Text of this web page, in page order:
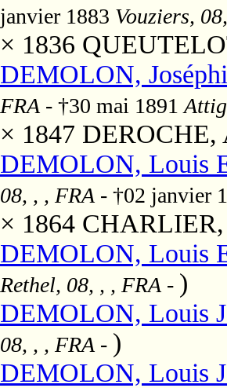
janvier 1883 Vouziers,
× 1836
DEMOLON,
FRA - †30 mai 1891
× 1847 DEROCHE,
DEMOLON, Louis
08, , , FRA - †02 janvier
× 1864 CHARLIER,
DEMOLON, Louis
Rethel, 08, , , FRA - )
DEMOLON, Louis
08, , , FRA - )
DEMOLON, Louis